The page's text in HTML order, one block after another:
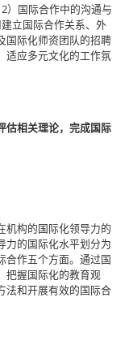
）国际合作中的沟通与
立国际合作关系、外
国际化师资团队的招聘
适应多元文化的工作氛
估相关理论，完成国际
机构的国际化领导力的
力的国际化水平划分为
合作五个方面。通过国
把握国际化的教育观
法和开展有效的国际合